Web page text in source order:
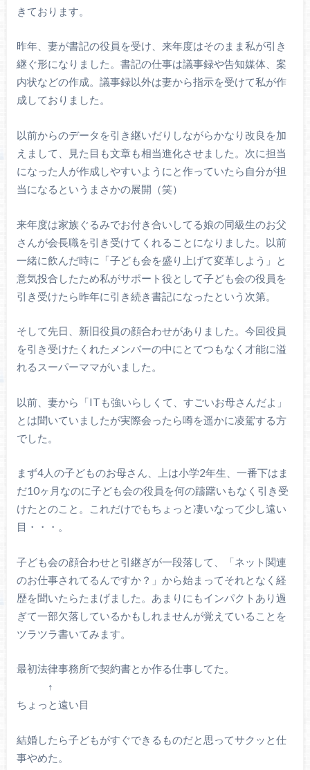
きております。
昨年、妻が書記の役員を受け、来年度はそのまま私が引き
継ぐ形になりました。書記の仕事は議事録や告知媒体、案
内状などの作成。議事録以外は妻から指示を受けて私が作
成しておりました。
以前からのデータを引き継いだりしながらかなり改良を加
えまして、見た目も文章も相当進化させました。次に担当
になった人が作成しやすいようにと作っていたら自分が担
当になるというまさかの展開（笑）
来年度は家族ぐるみでお付き合いしてる娘の同級生のお父
さんが会長職を引き受けてくれることになりました。以前
一緒に飲んだ時に「子ども会を盛り上げて変革しよう」と
意気投合したため私がサポート役として子ども会の役員を
引き受けたら昨年に引き続き書記になったという次第。
そして先日、新旧役員の顔合わせがありました。今回役員
を引き受けたくれたメンバーの中にとてつもなく才能に溢
れるスーパーママがいました。
以前、妻から「ITも強いらしくて、すごいお母さんだよ」
とは聞いていましたが実際会ったら噂を遥かに凌駕する方
でした。
まず4人の子どものお母さん、上は小学2年生、一番下はま
だ10ヶ月なのに子ども会の役員を何の躊躇いもなく引き受
けたとのこと。これだけでもちょっと凄いなって少し遠い
目・・・。
子ども会の顔合わせと引継ぎが一段落して、「ネット関連
のお仕事されてるんですか？」から始まってそれとなく経
歴を聞いたらたまげました。あまりにもインパクトあり過
ぎて一部欠落しているかもしれませんが覚えていることを
ツラツラ書いてみます。
最初法律事務所で契約書とか作る仕事してた。
↑
ちょっと遠い目
結婚したら子どもがすぐできるものだと思ってサクッと仕
事やめた。